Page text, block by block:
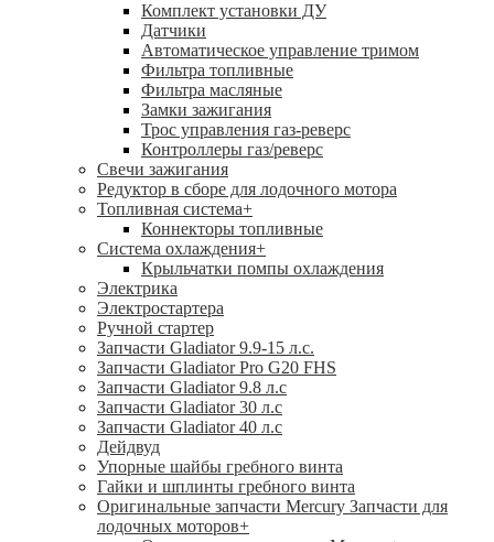
Комплект установки ДУ
Датчики
Автоматическое управление тримом
Фильтра топливные
Фильтра масляные
Замки зажигания
Трос управления газ-реверс
Контроллеры газ/реверс
Свечи зажигания
Редуктор в сборе для лодочного мотора
Топливная система+
Коннекторы топливные
Система охлаждения+
Крыльчатки помпы охлаждения
Электрика
Электростартера
Ручной стартер
Запчасти Gladiator 9.9-15 л.с.
Запчасти Gladiator Pro G20 FHS
Запчасти Gladiator 9.8 л.с
Запчасти Gladiator 30 л.с
Запчасти Gladiator 40 л.с
Дейдвуд
Упорные шайбы гребного винта
Гайки и шплинты гребного винта
Оригинальные запчасти Mercury Запчасти для
лодочных моторов+